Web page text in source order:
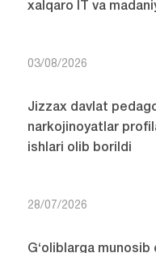
xalqaro IT va
03/08/2026
Jizzax davlat
narkojinoyatlar
ishlari olib borildi
28/07/2026
G‘oliblarga munosib